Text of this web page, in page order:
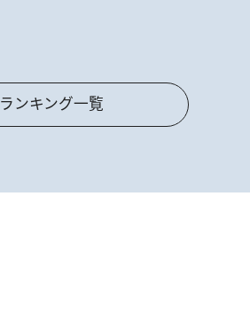
ランキング一覧